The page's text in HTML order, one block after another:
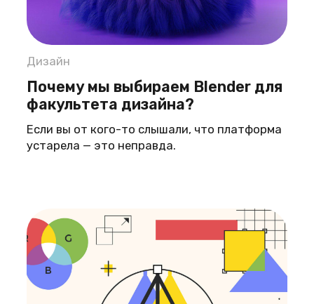
Дизайн
Почему мы выбираем Blender для
факультета дизайна?
Если вы от кого-то слышали, что платформа
устарела — это неправда.